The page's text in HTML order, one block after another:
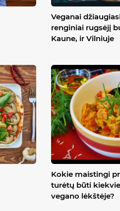
Veganai
renginiai rugsėjį
Kaune, ir Vilniuje
Kokie maistingi
turėtų būti
vegano lėkštėje?